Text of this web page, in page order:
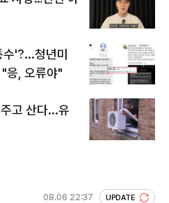
수'?...청년미
응, 오류야"
고 산다...유
08.06 22:37 UPDATE